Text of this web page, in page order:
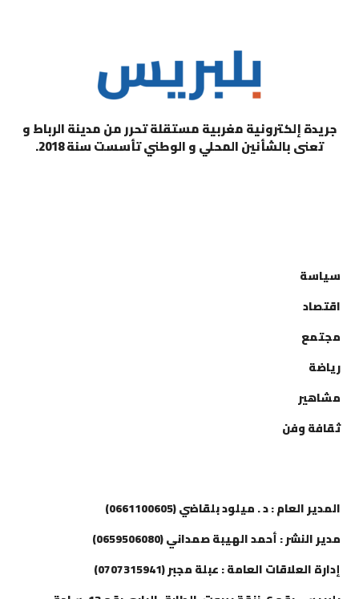
جريدة إلكترونية مغربية مستقلة تحرر من مدينة الرباط و
تعنى بالشأنين المحلي و الوطني تأسست سنة 2018.
سياسة
اقتصاد
مجتمع
رياضة
مشاهير
ثقافة وفن
المدير العام : د . ميلود بلقاضي (0661100605)
مدير النشر : أحمد الهيبة صمداني (0659506080)
إدارة العلاقات العامة : عبلة مجبر (0707315941)